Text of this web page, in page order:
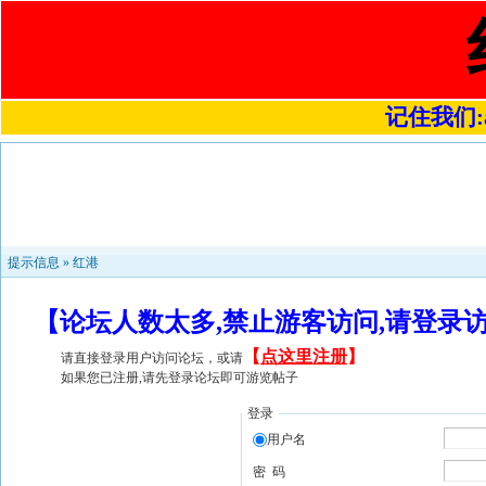
记住我们
提示信息 » 红港
【论坛人数太多,禁止游客访问,请登
请直接登录用户访问论坛，或请 【 点这里注册】
如果您已注册,请先登录论坛即可游览帖子
登录
用户名
密 码